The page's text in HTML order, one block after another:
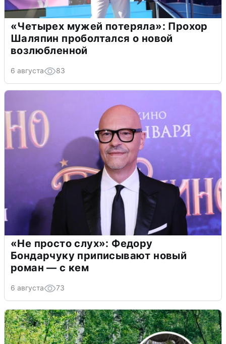
«Четырех мужей потеряла»: Прохор
Шаляпин проболтался о новой
возлюбленной
6 августа 83
«Не просто слух»: Федору
Бондарчуку приписывают новый
роман — с кем
6 августа 73